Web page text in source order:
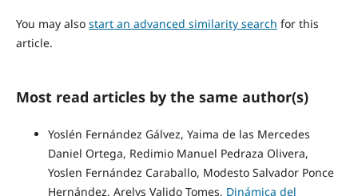
You may also start an advanced similarity search for this
article.
Most read articles by the same author(s)
Yoslén Fernández Gálvez, Yaima de las Mercedes
Daniel Ortega, Redimio Manuel Pedraza Olivera,
Yoslen Fernández Caraballo, Modesto Salvador Ponce
Hernández, Arelys Valido Tomes, Dinámica del